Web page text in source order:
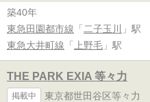
築40年
東急田園都市線 「 二子玉川
」駅
東急大井町線 「 上野毛 」駅
THE PARK EXIA 等々力
掲載中 東京都世田谷区等々力